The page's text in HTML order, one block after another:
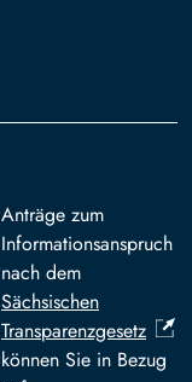
Anträge zum
Informationsanspruch
nach dem
Sächsischen
Transparenzgesetz
können Sie in Bezug